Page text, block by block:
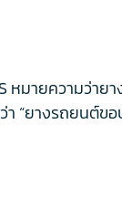
หมายความว่า
“ยางรถยนต์ขอ